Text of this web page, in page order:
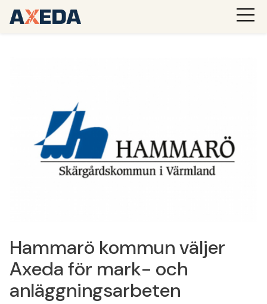
Hammarö kommun väljer
Axeda för mark- och
anläggningsarbeten